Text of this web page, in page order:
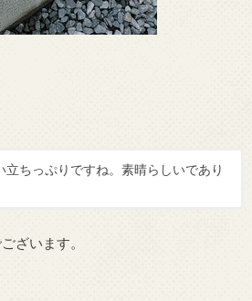
立ちっぷりですね。素晴らしいであり
ざいます。